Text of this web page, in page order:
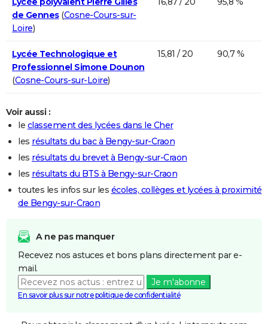
de Gennes(Cosne-Cours-sur-
Loire)
Lycée Technologique et
Professionnel Simone Dounon
(Cosne-Cours-sur-Loire)
15,81 / 20 90,7 %
Voir aussi :
le classement des lycées dans le Cher
les résultats du bac à Bengy-sur-Craon
les résultats du brevet à Bengy-sur-Craon
les résultats du BTS à Bengy-sur-Craon
toutes les infos sur les écoles, collèges et lycées à proximité
de Bengy-sur-Craon
A ne pas manquer
Recevez nos astuces et bons plans directement par e-
mail.
Je m'abonne
En savoir plus sur notre politique de confidentialité